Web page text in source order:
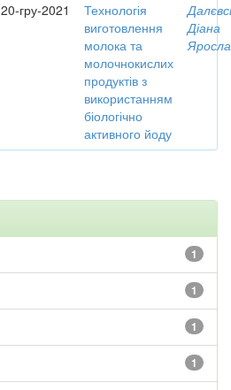
20-гру-2021
Технологія
виготовлення
молока та
молочнокислих
продуктів з
використанням
біологічно
активного йоду
Діана
1
1
1
1